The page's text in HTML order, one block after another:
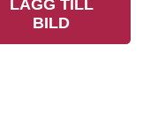
LÄGG TILL
BILD